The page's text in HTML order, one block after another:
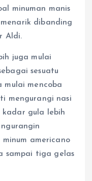
minuman manis
dibanding
Aldi.
juga mulai
sesuatu
mulai mencoba
mengurangi nasi
kadar gula lebih
minum americano
sampai tiga gelas